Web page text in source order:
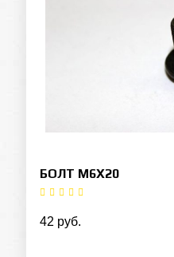
БОЛТ М6Х20
42 руб.